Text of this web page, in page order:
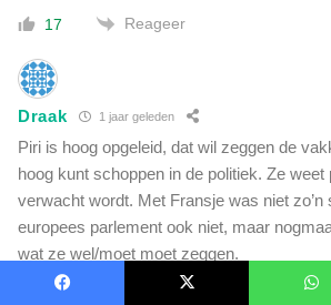
17 Reageer
Draak 1 jaar geleden
Piri is hoog opgeleid, dat wil zeggen de
hoog kunt schoppen in de politiek. Ze
verwacht wordt. Met Fransje was niet zo’n
europees parlement ook niet, maar
wat ze wel/moet moet zeggen.
Assielmigranten vanaf notabene 2005!!! in